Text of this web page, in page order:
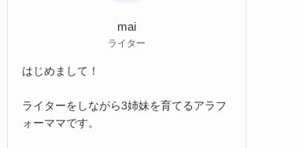
mai
ライター
はじめまして！
ライターをしながら3姉妹を育てるアラフ
ォーママです。